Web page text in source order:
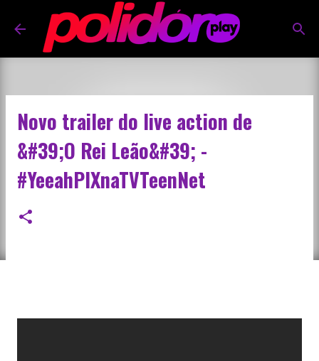
Pular para o conteúdo principal
Novo trailer do live action de
&#39;O Rei Leão&#39; -
#YeeahPIXnaTVTeenNet